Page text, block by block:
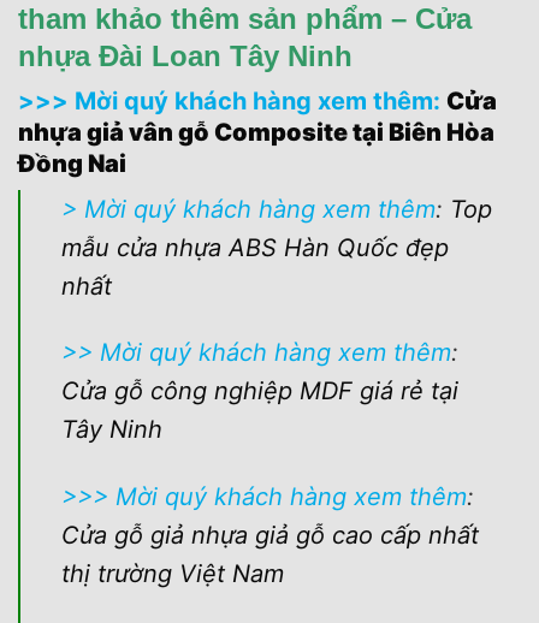
tham khảo thêm sản phẩm – Cửa
nhựa Đài Loan Tây Ninh
>>> Mời quý khách hàng xem thêm: Cửa
nhựa giả vân gỗ Composite tại Biên Hòa
Đồng Nai
> Mời quý khách hàng xem thêm: Top
mẫu cửa nhựa ABS Hàn Quốc đẹp
nhất
>> Mời quý khách hàng xem thêm:
Cửa gỗ công nghiệp MDF giá rẻ tại
Tây Ninh
>>> Mời quý khách hàng xem thêm:
Cửa gỗ giả nhựa giả gỗ cao cấp nhất
thị trường Việt Nam